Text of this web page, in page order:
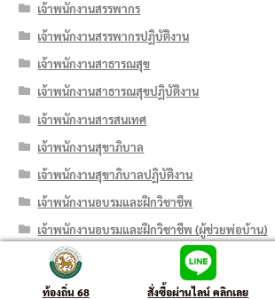
เจ้าพนักงานสรรพากร
เจ้าพนักงานสรรพากรปฏิบัติงาน
เจ้าพนักงานสาธารณสุข
เจ้าพนักงานสาธารณสุขปฏิบัติงาน
เจ้าพนักงานสารสนเทศ
เจ้าพนักงานสุขาภิบาล
เจ้าพนักงานสุขาภิบาลปฏิบัติงาน
เจ้าพนักงานอบรมและฝึกวิชาชีพ
เจ้าพนักงานอบรมและฝึกวิชาชีพ (ผู้ช่วยพ่อบ้าน)
เจ้าพนักงานอบรมและฝึกวิชาชีพ (ผู้ช่วยแม่บ้าน)
เจ้าพนักงานอบรมและฝึกวิชาชีพปฏิบัติงาน
ท้องถิ่น 68 สั่งซื้อผ่านไลน์ คลิกเลย